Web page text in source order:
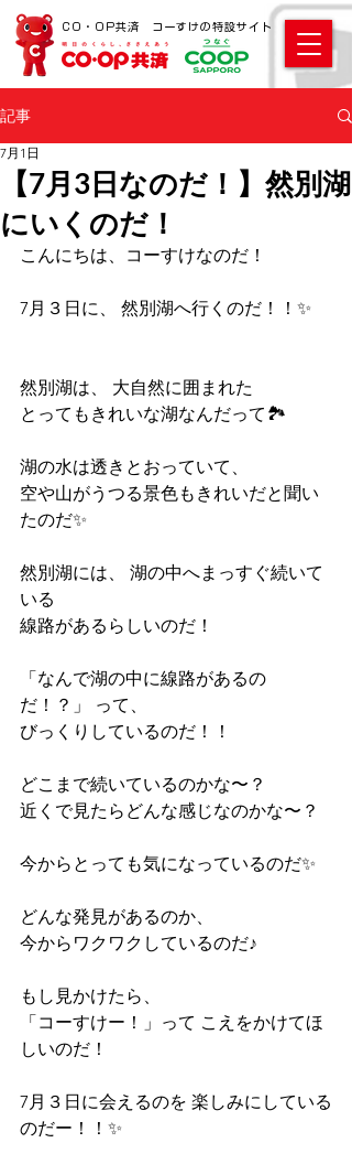
CO・OP共済 コーすけの特設サイト
記事
【7月3日なのだ！】然別湖
にいくのだ！
7月1日
こんにちは、コーすけなのだ！
7月３日に、 然別湖へ行くのだ！！✨
然別湖は、 大自然に囲まれた
とってもきれいな湖なんだって🏞️
湖の水は透きとおっていて、
空や山がうつる景色もきれいだと聞い
たのだ✨
然別湖には、 湖の中へまっすぐ続いて
いる
線路があるらしいのだ！
「なんで湖の中に線路があるの
だ！？」 って、
びっくりしているのだ！！
どこまで続いているのかな〜？
近くで見たらどんな感じなのかな〜？
今からとっても気になっているのだ✨
どんな発見があるのか、
今からワクワクしているのだ♪
もし見かけたら、
「コーすけー！」って こえをかけてほ
しいのだ！
7月３日に会えるのを 楽しみにしている
のだー！！✨